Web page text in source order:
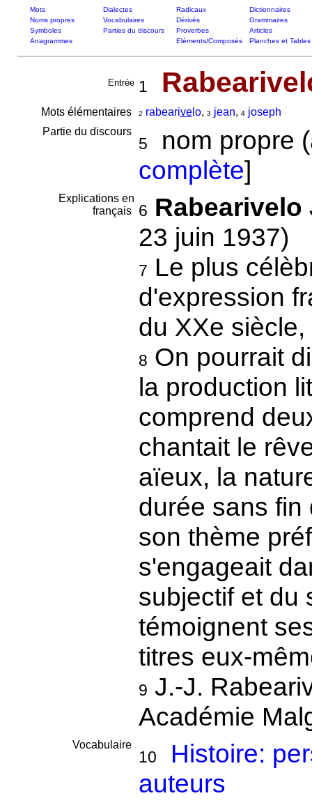
Mots Dialectes Radicaux
Dictionnaires
Noms propres
Vocabulaires Dérivés
Grammaires
Symboles
Parties du discours Proverbes
Articles
Anagrammes
Eléments/Composés Planches et Tables
Entrée 1
Mots élémentaires 2 rabearivelo, 3 jean, 4 joseph
Partie du discours
5
nom propre
complète]
Explications en
français
6
23 juin 1937)
7 Le plus
d'expression
du XXe siècle,
8 On pourrait
la production
comprend
chantait le
aïeux, la
durée sans fin
son thème
s'engageait
subjectif et du
témoignent
titres eux-
9 J.-J.
Académie
Vocabulaire
10
Histoire:
auteurs